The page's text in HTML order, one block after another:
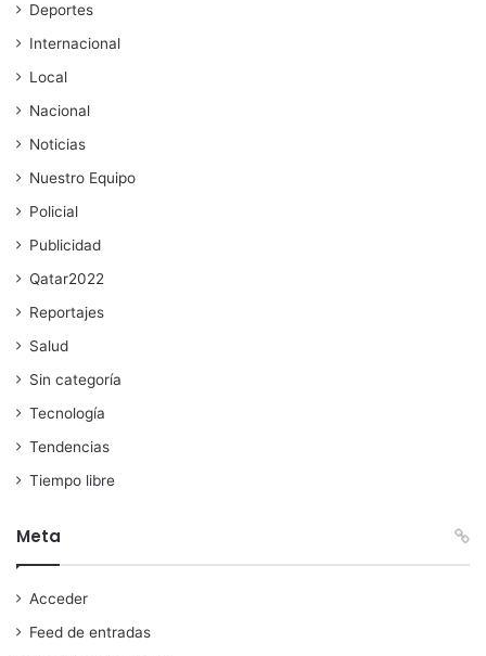
Deportes
Internacional
Local
Nacional
Noticias
Nuestro Equipo
Policial
Publicidad
Qatar2022
Reportajes
Salud
Sin categoría
Tecnología
Tendencias
Tiempo libre
Meta
Acceder
Feed de entradas